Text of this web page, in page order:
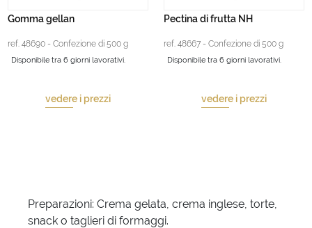
Gomma gellan
ref. 48690 - Confezione di 500 g
Disponibile tra 6 giorni lavorativi.
vedere i prezzi
Pectina di frutta NH
ref. 48667 - Confezione di 500 g
Disponibile tra 6 giorni lavorativi.
vedere i prezzi
Preparazioni: Crema gelata, crema inglese, torte,
snack o taglieri di formaggi.